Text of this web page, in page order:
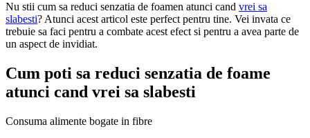
Nu stii cum sa reduci senzatia de foamen atunci cand vrei sa
slabesti? Atunci acest articol este perfect pentru tine. Vei invata ce
trebuie sa faci pentru a combate acest efect si pentru a avea parte de
un aspect de invidiat.
Cum poti sa reduci senzatia de foame
atunci cand vrei sa slabesti
Consuma alimente bogate in fibre